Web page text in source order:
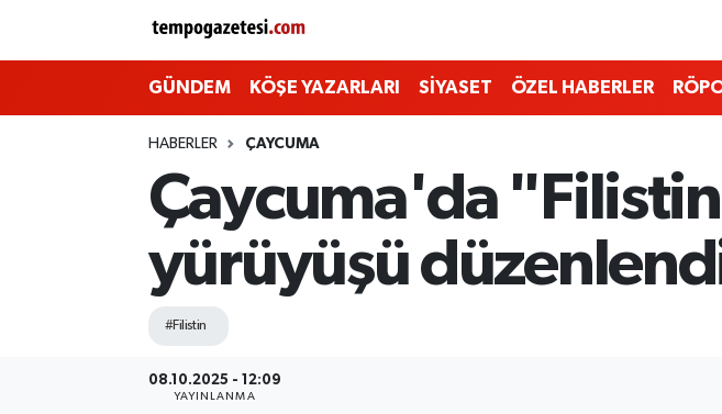
GÜNDEM KÖŞE YAZARLARI SİYASET ÖZEL HABERLER
HABERLER ÇAYCUMA
Çaycuma'da
yürüyüşü
#Filistin
08.10.2025 - 12:09
YAYINLANMA
Zonguldak Nöbetçi Eczaneler
Zonguldak Hava Durumu
Zonguldak Namaz Vakitleri
Zonguldak Trafik Yoğunluk Haritası